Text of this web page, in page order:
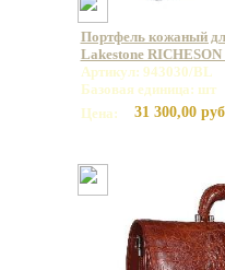
Портфель кожаный
Lakestone RICHESON
Артикул: 943030/BL
Базовая единица: шт
Цена:
31 300,00